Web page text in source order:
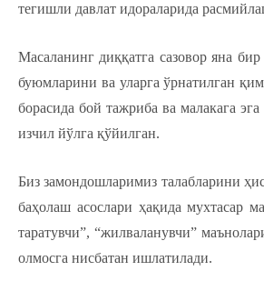
тегишли давлат идораларида
Масаланинг диққатга сазовор яна
буюмларини ва уларга ўрнатилган
борасида бой тажриба ва малакага
изчил йўлга қўйилган.
Биз замондошларимиз талабларини
баҳолаш асослари ҳақида мухтасар
таратувчи”, “жилваланувчи”
олмосга нисбатан ишлатилади.